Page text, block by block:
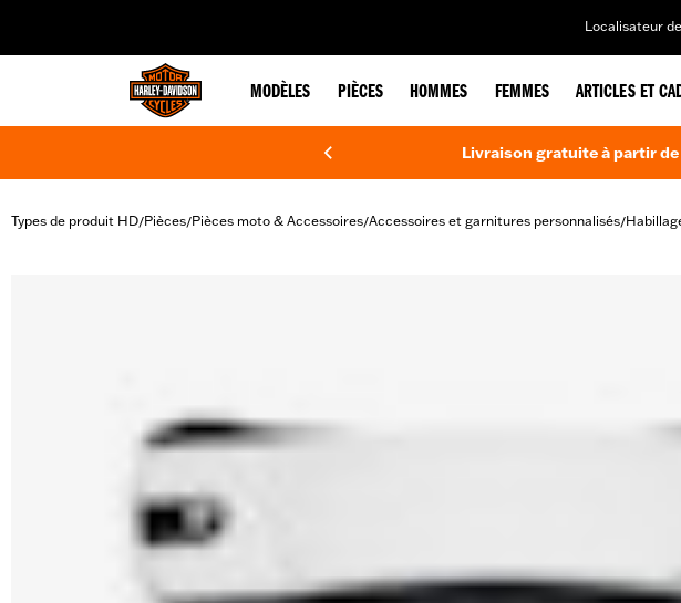
Localisateur
MODÈLES PIÈCES HOMMES FEMMES ARTICLES ET
Livraison gratuite à partir
Types de produit HD/Pièces/Pièces moto & Accessoires/Accessoires et garnitures personnalisés/